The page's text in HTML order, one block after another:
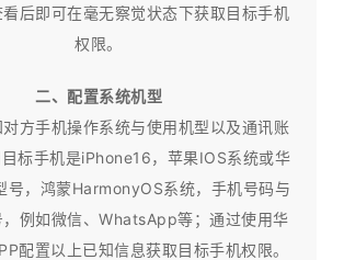
后即可在毫无察觉状态下获取目标手机
权限。
二、配置系统机型
方手机操作系统与使用机型以及通讯账
标手机是iPhone16，苹果IOS系统或华
号，鸿蒙HarmonyOS系统，手机号码与
例如微信、WhatsApp等；通过使用华
配置以上已知信息获取目标手机权限。